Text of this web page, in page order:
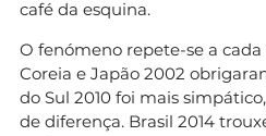
café da esquina.
O fenómeno repete-se a
Coreia e Japão 2002
do Sul 2010 foi mais
de diferença. Brasil 2014